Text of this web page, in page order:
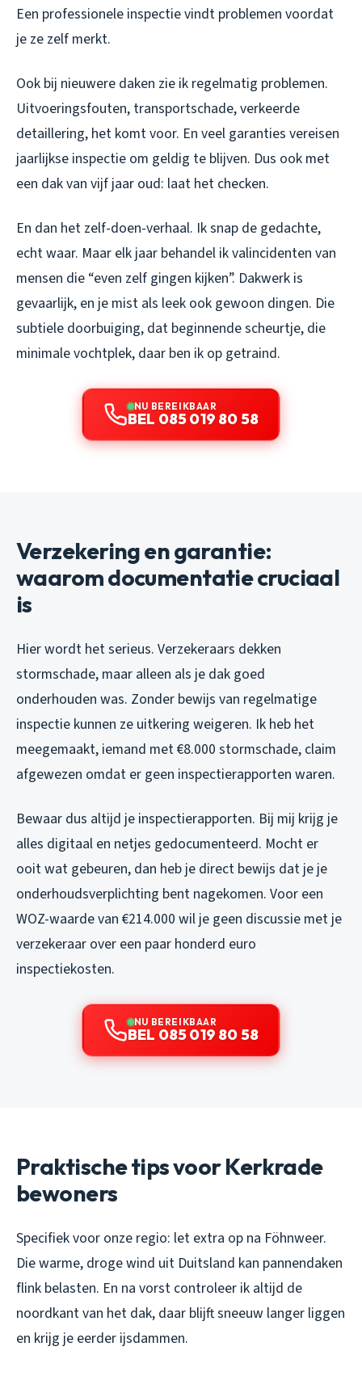
Een professionele inspectie vindt problemen voordat
je ze zelf merkt.
Ook bij nieuwere daken zie ik regelmatig problemen.
Uitvoeringsfouten, transportschade, verkeerde
detaillering, het komt voor. En veel garanties vereisen
jaarlijkse inspectie om geldig te blijven. Dus ook met
een dak van vijf jaar oud: laat het checken.
En dan het zelf-doen-verhaal. Ik snap de gedachte,
echt waar. Maar elk jaar behandel ik valincidenten van
mensen die “even zelf gingen kijken”. Dakwerk is
gevaarlijk, en je mist als leek ook gewoon dingen. Die
subtiele doorbuiging, dat beginnende scheurtje, die
minimale vochtplek, daar ben ik op getraind.
NU BEREIKBAAR
BEL 085 019 80 58
Verzekering en garantie:
waarom documentatie cruciaal
is
Hier wordt het serieus. Verzekeraars dekken
stormschade, maar alleen als je dak goed
onderhouden was. Zonder bewijs van regelmatige
inspectie kunnen ze uitkering weigeren. Ik heb het
meegemaakt, iemand met €8.000 stormschade, claim
afgewezen omdat er geen inspectierapporten waren.
Bewaar dus altijd je inspectierapporten. Bij mij krijg je
alles digitaal en netjes gedocumenteerd. Mocht er
ooit wat gebeuren, dan heb je direct bewijs dat je je
onderhoudsverplichting bent nagekomen. Voor een
WOZ-waarde van €214.000 wil je geen discussie met je
verzekeraar over een paar honderd euro
inspectiekosten.
NU BEREIKBAAR
BEL 085 019 80 58
Praktische tips voor Kerkrade
bewoners
Specifiek voor onze regio: let extra op na Föhnweer.
Die warme, droge wind uit Duitsland kan pannendaken
flink belasten. En na vorst controleer ik altijd de
noordkant van het dak, daar blijft sneeuw langer liggen
en krijg je eerder ijsdammen.